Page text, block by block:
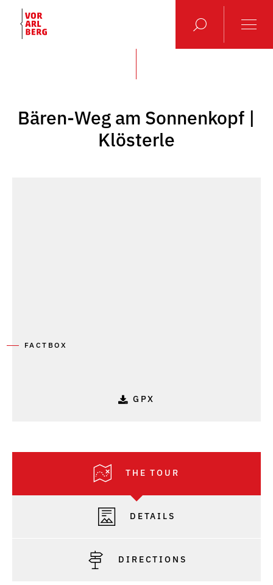
Bären-Weg am Sonnenkopf |
Klösterle
FACTBOX
GPX
THE TOUR
DETAILS
DIRECTIONS